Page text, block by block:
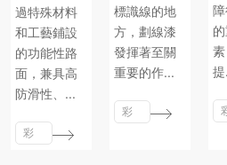
過特殊材料
和工藝鋪設
的功能性路
面，兼具高
防滑性、...
彩
標識線的地
方，劃線漆
發揮著至關
重要的作...
彩